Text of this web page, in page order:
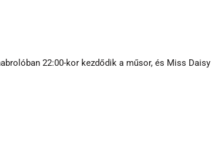
22:00-kor kezdődik a műsor, és Miss Daisy